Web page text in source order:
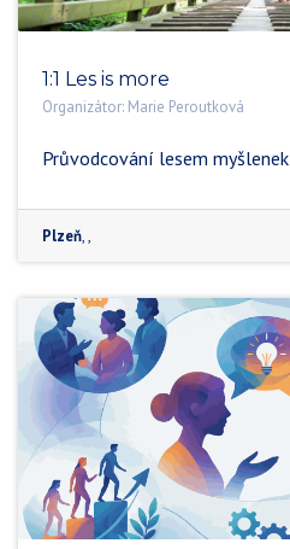
1:1 Les is more
Organizátor: Marie Peroutková
Průvodcování lesem myšlenek
Plzeň, ,